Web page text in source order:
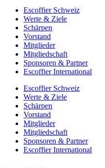
Escoffier Schweiz
Werte & Ziele
Schärpen
Vorstand
Mitglieder
Mitgliedschaft
Sponsoren & Partner
Escoffier International
Escoffier Schweiz
Werte & Ziele
Schärpen
Vorstand
Mitglieder
Mitgliedschaft
Sponsoren & Partner
Escoffier International